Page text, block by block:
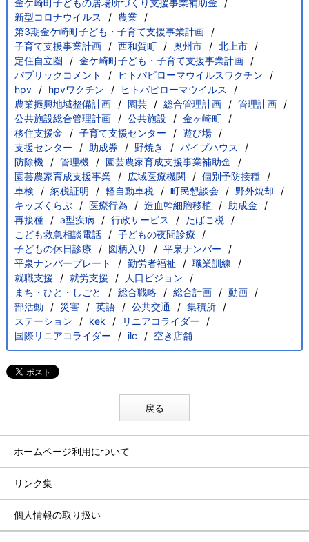
金ケ崎町子どもの居場所づくり支援事業補助金
新型コロナウイルス
農業
第3期金ケ崎町子ども・子育て支援事業計画
子育て支援事業計画
西和賀町 奥州市
北上市
定住自立圏
金ケ崎町子ども・子育て支援事業計画
パブリックコメント
ヒトパピローマウイルスワクチン
hpv
hpvワクチン
ヒトパピローマウイルス
農業振興地域整備計画
園芸 総合管理計画
管理計画
公共施設総合管理計画
公共施設
金ヶ崎町
移住支援金
子育て支援センター
遊び場
支援センター
助成券 野焼き
パイプハウス
防除機
管理機
園芸農家育成支援事業補助金
園芸農家育成支援事業
広域医療機関
個別予防接種
車検
納税証明 軽自動車税 町民懇談会
野外焼却
キッズくらぶ
医療行為 造血幹細胞移植
助成金
再接種
a型疾病 行政サービス
たばこ税
こども救急相談電話
子どもの夜間診療
子どもの休日診療
図柄入り
平泉ナンバー
平泉ナンバープレート
勤労者福祉
職業訓練
就職支援
就労支援
人口ビジョン
まち・ひと・しごと
総合戦略 総合計画
動画
部活動
災害 英語 公共交通
集積所
ステーション
kek
リニアコライダー
国際リニアコライダー
ilc 空き店舗
戻る
ホームページ利用について
リンク集
個人情報の取り扱い